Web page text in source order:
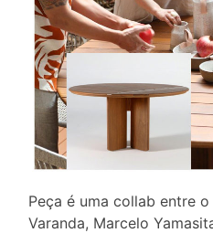
Peça é uma collab entre
Varanda, Marcelo